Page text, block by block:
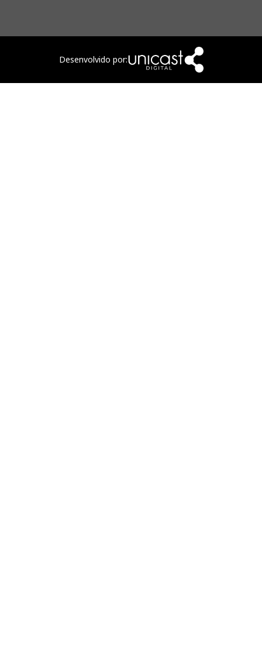
Desenvolvido por: